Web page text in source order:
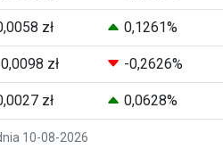
10-08-2026
zł 0,1261%
zł -0,2626%
zł 0,0628%